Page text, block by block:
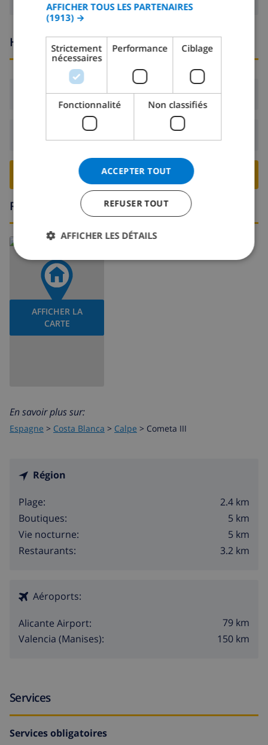
Heures d'arrivée et de départ
Arrivée:De 16:00 avant 19:00
Départ: Avant: 10:00
RESERVER CETTE VILLA ›
Région
AFFICHER LA
CARTE
En savoir plus sur:
Espagne > Costa Blanca > Calpe > Cometa III
Région
Plage:
2.4 km
Boutiques:
5 km
Vie nocturne:
5 km
Restaurants:
3.2 km
Aéroports:
Alicante Airport:
79 km
Valencia (Manises):
150 km
Services
Services obligatoires
DANISH
AFFICHER TOUS LES PARTENAIRES
(1913) →
Strictement
nécessaires
Performance Ciblage
Fonctionnalité Non classifiés
ACCEPTER TOUT
REFUSER TOUT
AFFICHER LES DÉTAILS